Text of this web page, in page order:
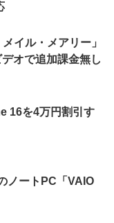
イル・メアリー」
オで追加課金無し
16を4万円割引す
ノートPC「VAIO